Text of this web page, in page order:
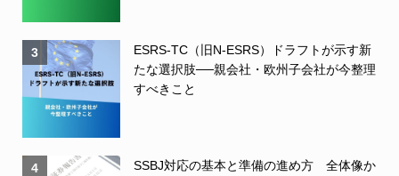
3
ESRS-TC（旧N-ESRS）ドラフトが示す新
たな選択肢──親会社・欧州子会社が今整理
すべきこと
4
SSBJ対応の基本と準備の進め方 全体像か